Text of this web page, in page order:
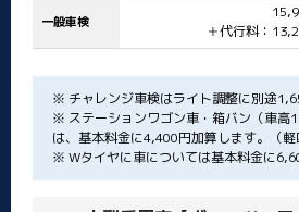
一般車検
＋代行料：
※ チャレンジ車検はライト調整に別途
※ ステーションワゴン車・箱バン（車高
は、基本料金に4,400円加算します。（軽
※ Wタイヤに車については基本料金に